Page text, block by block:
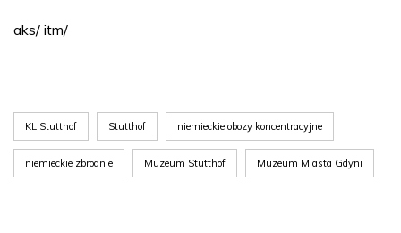
aks/ itm/
KL Stutthof Stutthof niemieckie obozy koncentracyjne
niemieckie zbrodnie Muzeum Stutthof Muzeum Miasta Gdyni